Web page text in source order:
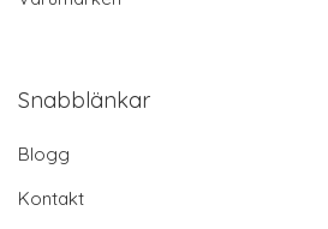
Snabblänkar
Blogg
Kontakt